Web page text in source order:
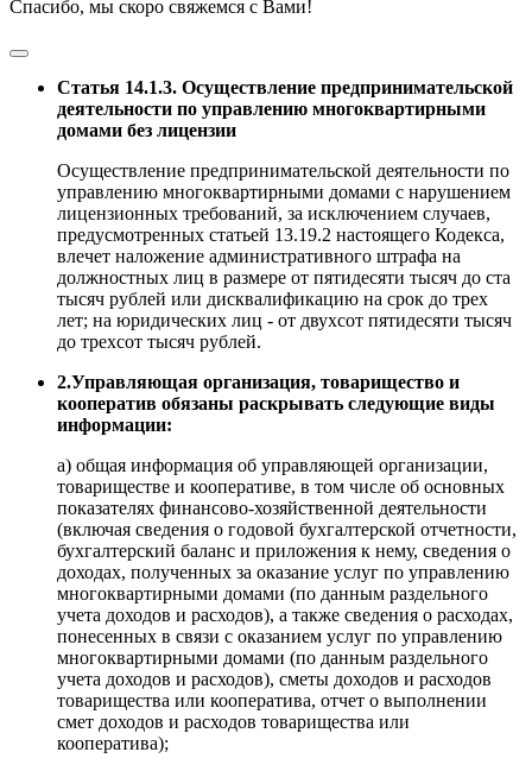
Спасибо, мы скоро свяжемся с Вами!
Статья 14.1.3. Осуществление предпринимательской
деятельности по управлению многоквартирными
домами без лицензии
Осуществление предпринимательской деятельности по
управлению многоквартирными домами с нарушением
лицензионных требований, за исключением случаев,
предусмотренных статьей 13.19.2 настоящего Кодекса,
влечет наложение административного штрафа на
должностных лиц в размере от пятидесяти тысяч до ста
тысяч рублей или дисквалификацию на срок до трех
лет; на юридических лиц - от двухсот пятидесяти тысяч
до трехсот тысяч рублей.
2.Управляющая организация, товарищество и
кооператив обязаны раскрывать следующие виды
информации:
а) общая информация об управляющей организации,
товариществе и кооперативе, в том числе об основных
показателях финансово-хозяйственной деятельности
(включая сведения о годовой бухгалтерской отчетности,
бухгалтерский баланс и приложения к нему, сведения о
доходах, полученных за оказание услуг по управлению
многоквартирными домами (по данным раздельного
учета доходов и расходов), а также сведения о расходах,
понесенных в связи с оказанием услуг по управлению
многоквартирными домами (по данным раздельного
учета доходов и расходов), сметы доходов и расходов
товарищества или кооператива, отчет о выполнении
смет доходов и расходов товарищества или
кооператива);